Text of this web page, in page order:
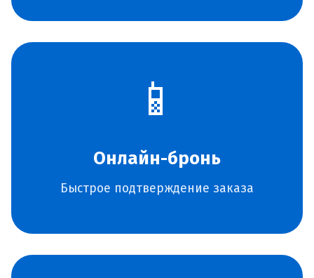
📱
Онлайн-бронь
Быстрое подтверждение заказа